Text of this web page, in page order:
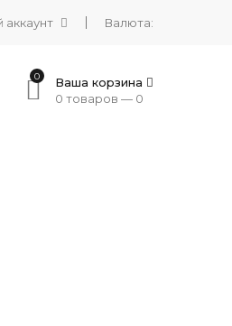
аккаунт Валюта:
0
Ваша корзина
0 товаров — 0